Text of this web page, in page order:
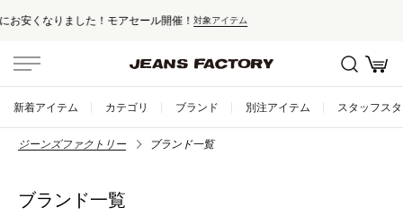
セール対象外アイテムは10%ポイント還元！
新着アイテム カテゴリ ブランド 別注アイテム スタッフス
ジーンズファクトリー ブランド一覧
ブランド一覧